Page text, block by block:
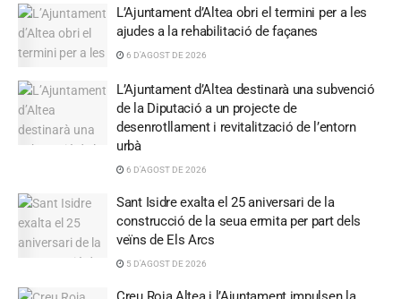
L’Ajuntament d’Altea obri el termini per a les
ajudes a la rehabilitació de façanes
6 D'AGOST DE 2026
L’Ajuntament d’Altea destinarà una subvenció
de la Diputació a un projecte de
desenrotllament i revitalització de l’entorn
urbà
6 D'AGOST DE 2026
Sant Isidre exalta el 25 aniversari de la
construcció de la seua ermita per part dels
veïns de Els Arcs
5 D'AGOST DE 2026